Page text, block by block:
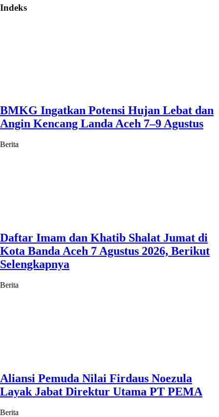
Indeks
BMKG Ingatkan Potensi Hujan Lebat dan
Angin Kencang Landa Aceh 7–9 Agustus
Berita
Daftar Imam dan Khatib Shalat Jumat di
Kota Banda Aceh 7 Agustus 2026, Berikut
Selengkapnya
Berita
Aliansi Pemuda Nilai Firdaus Noezula
Layak Jabat Direktur Utama PT PEMA
Berita